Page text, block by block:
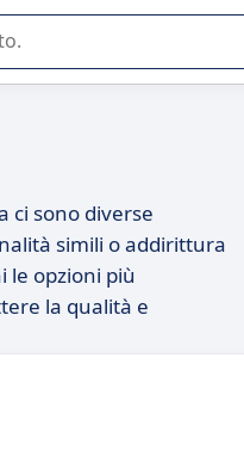
vostra azienda.
ci sono diverse
simili o addirittura
le opzioni più
la qualità e